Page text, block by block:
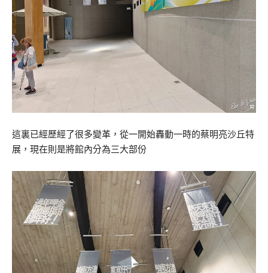
這裏已經歷經了很多變革，從一開始轟動一時的蔡明亮沙丘特
展，現在則是將館內分為三大部份